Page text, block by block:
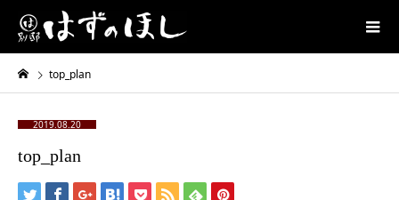
top_plan
2019.08.20
top_plan